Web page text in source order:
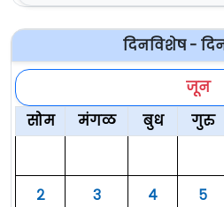
दिनविशेष -
जून
सोम
मंगळ बुध गुरु
२
३ ४ ५